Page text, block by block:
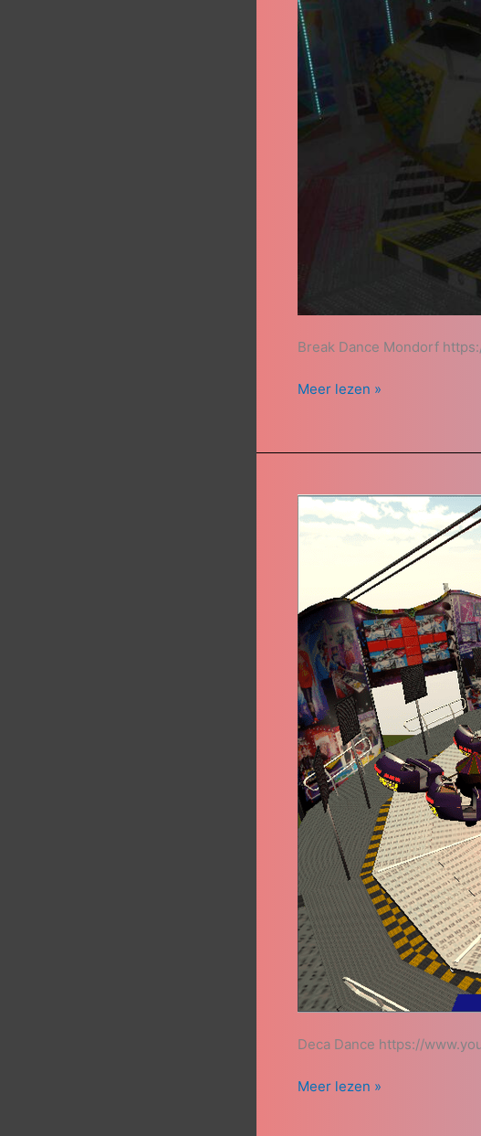
Break Dance Mondorf
Meer lezen »
Deca Dance https://
Deca
Dance
Meer lezen »